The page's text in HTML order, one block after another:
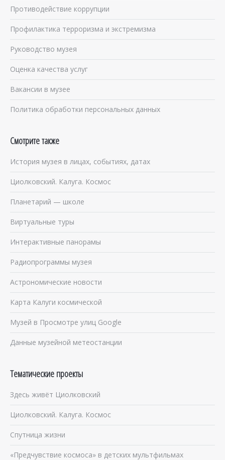
Противодействие коррупции
Профилактика терроризма и экстремизма
Руководство музея
Оценка качества услуг
Вакансии в музее
Политика обработки персональных данных
Смотрите также
История музея в лицах, событиях, датах
Циолковский. Калуга. Космос
Планетарий — школе
Виртуальные туры
Интерактивные панорамы
Радиопрограммы музея
Астрономические новости
Карта Калуги космической
Музей в Просмотре улиц Google
Данные музейной метеостанции
Тематические проекты
Здесь живёт Циолковский
Циолковский. Калуга. Космос
Спутница жизни
«Предчувствие космоса» в детских мультфильмах